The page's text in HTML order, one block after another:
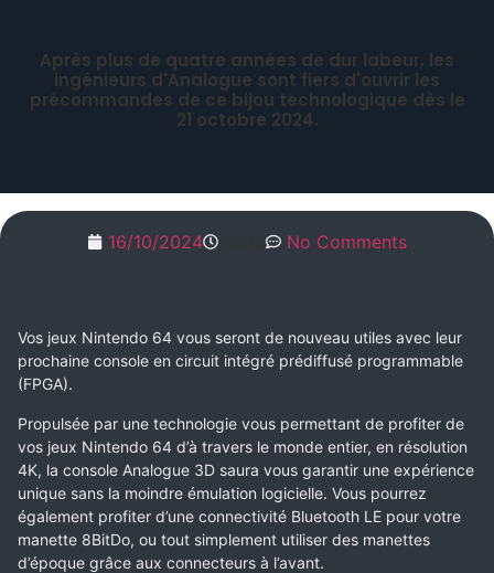
Après plus de quatre années de dur labeur, les
ingénieurs d'Analogue sont fiers d'ouvrir les
précommandes de ce bijou technologique dès le
21 octobre 2024.
16/10/2024 No Comments
Vos jeux Nintendo 64 vous seront de nouveau utiles avec leur
prochaine console en circuit intégré prédiffusé programmable
(FPGA).
Propulsée par une technologie vous permettant de profiter de
vos jeux Nintendo 64 d’à travers le monde entier, en résolution
4K, la console Analogue 3D saura vous garantir une expérience
unique sans la moindre émulation logicielle. Vous pourrez
également profiter d’une connectivité Bluetooth LE pour votre
manette 8BitDo, ou tout simplement utiliser des manettes
d’époque grâce aux connecteurs à l’avant.